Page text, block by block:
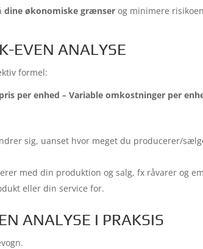
dine økonomiske grænserog minimere
EVEN ANALYSE
formel:
per enhed – Variable omkostninger per
sig, uanset hvor meget du producerer/
med din produktion og salg, fx råvarer og
eller din service for.
ANALYSE I PRAKSIS